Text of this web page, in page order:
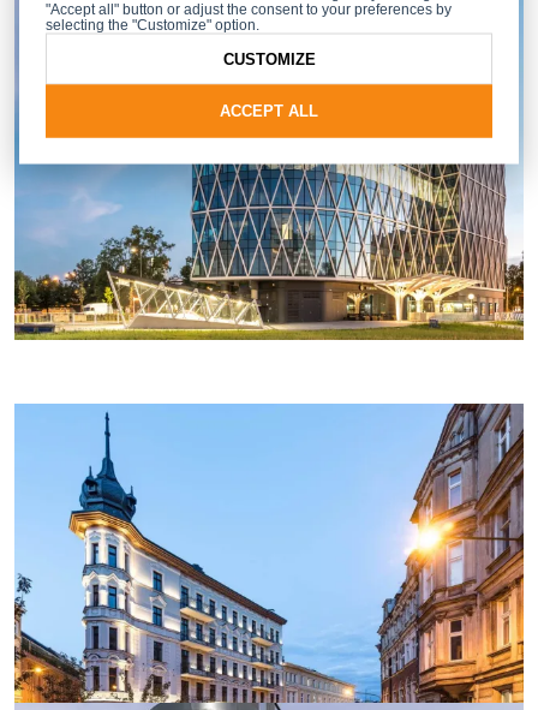
"Accept all" button or adjust the consent to your preferences by
selecting the "Customize" option.
ACCEPT ALL
CUSTOMIZE